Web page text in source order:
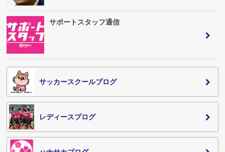
サポートスタッフ通信
サッカースクールブログ
レディースブログ